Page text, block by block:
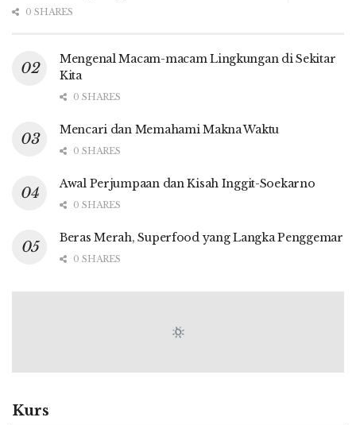
0 SHARES
Mengenal Macam-macam Lingkungan di Sekitar
Kita
0 SHARES
Mencari dan Memahami Makna Waktu
0 SHARES
Awal Perjumpaan dan Kisah Inggit-Soekarno
0 SHARES
Beras Merah, Superfood yang Langka Penggemar
0 SHARES
Kurs